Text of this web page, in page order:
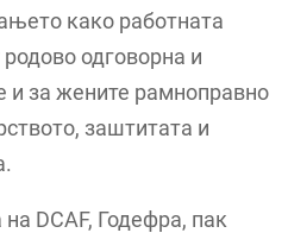
како работната
одговорна и
и за жените рамноправно
заштитата и
DCAF, Годефра, пак